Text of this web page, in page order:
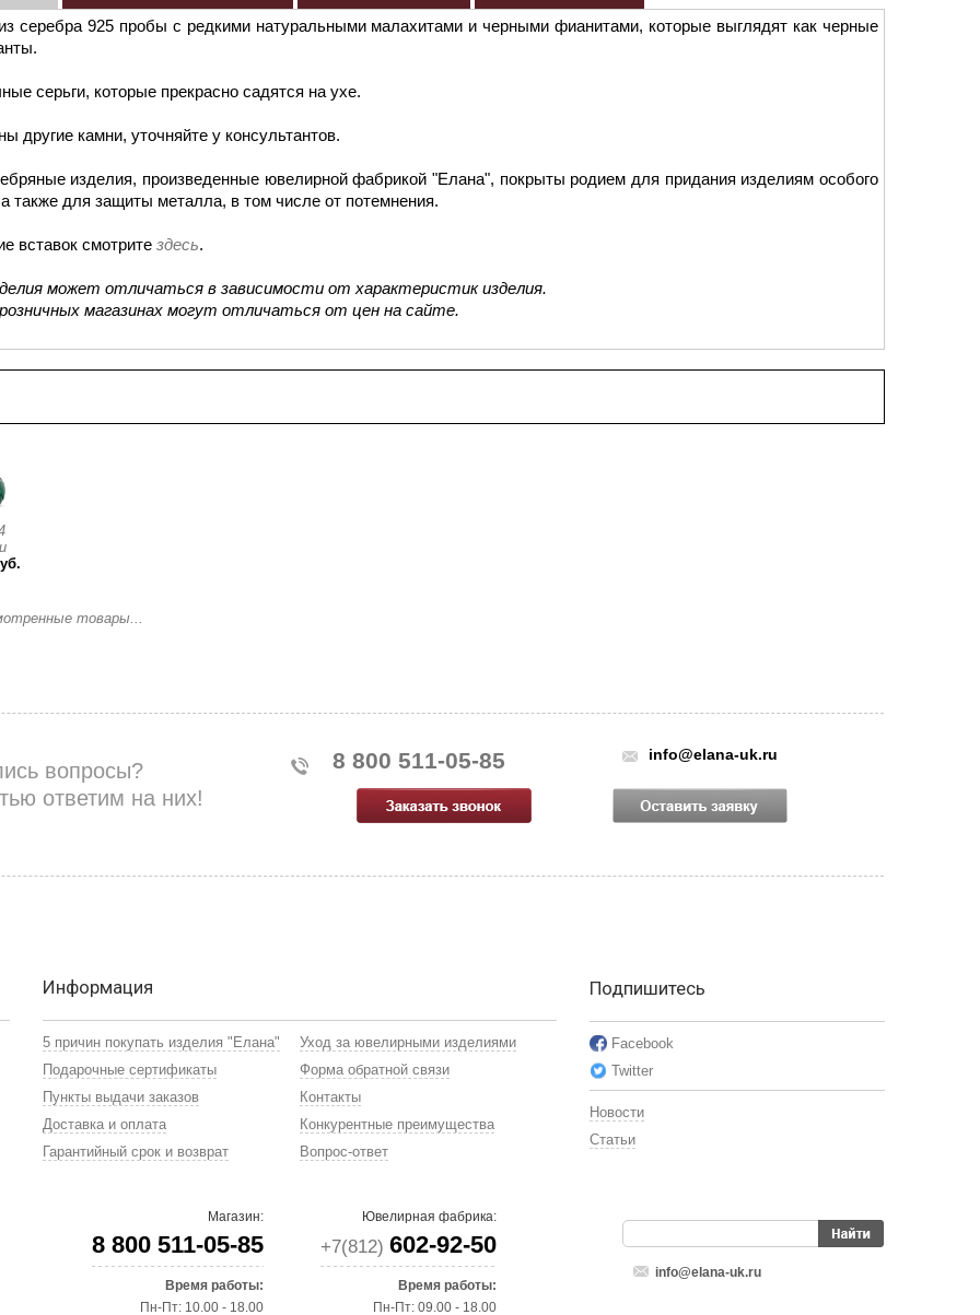
серебра 925 пробы с редкими натуральными малахитами и черными фианитами, которые выглядят как черные
серьги, которые прекрасно садятся на ухе.
другие камни, уточняйте у консультантов.
изделия, произведенные ювелирной фабрикой "Елана", покрыты родием для придания изделиям особого
также для защиты металла, в том числе от потемнения.
вставок смотрите здесь.
может отличаться в зависимости от характеристик изделия.
магазинах могут отличаться от цен на сайте.
товары...
вопросы?
ответим на них!
8 800 511-05-85 info@elana-uk.ru
Информация
5 причин покупать изделия "Елана"
Подарочные сертификаты
Пункты выдачи заказов
Доставка и оплата
Гарантийный срок и возврат
Уход за ювелирными изделиями
Форма обратной связи
Контакты
Конкурентные преимущества
Вопрос-ответ
Подпишитесь
Facebook
Twitter
Новости
Статьи
Магазин:
8 800 511-05-85
Время работы:
Пн-Пт: 10.00 - 18.00
Ювелирная фабрика:
+7(812) 602-92-50
Время работы:
Пн-Пт: 09.00 - 18.00
info@elana-uk.ru